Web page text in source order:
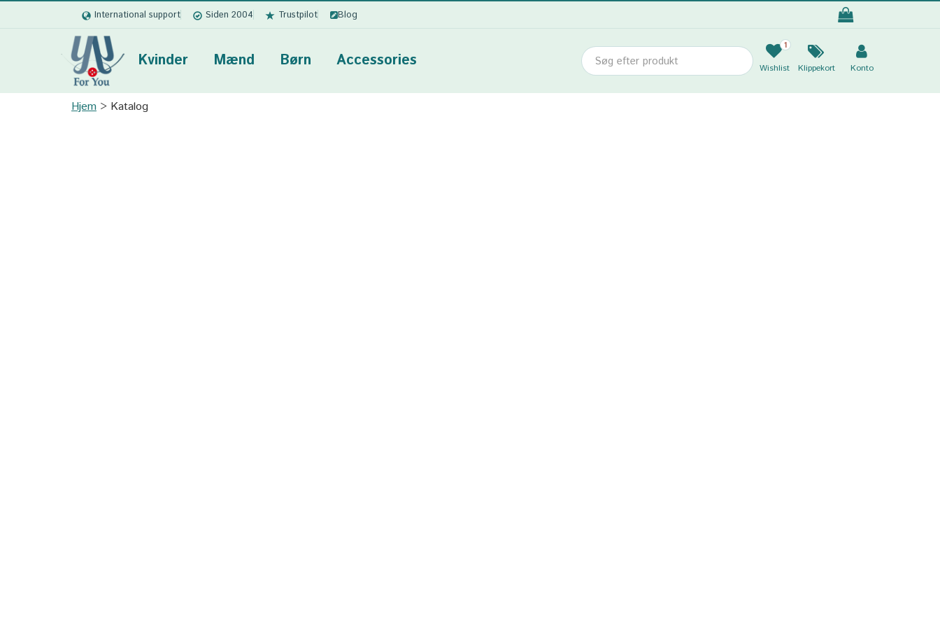
International support Siden 2004 Trustpilot Blog
Kvinder Mænd Børn Accessories
1
Wishlist Klippekort Konto
Hjem Katalog